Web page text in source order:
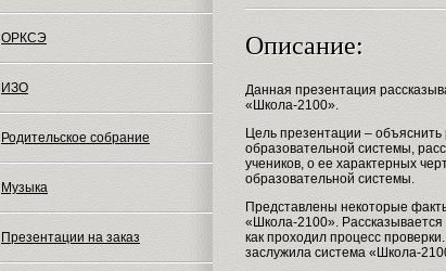
ОРКСЭ
ИЗО
Родительское собрание
Музыка
Презентации на заказ
Описание:
Данная презентация
«Школа-2100».
Цель презентации –
образовательной системы,
учеников, о ее характерных
образовательной системы.
Представлены некоторые
«Школа-2100». Рассказывается
как проходил процесс
заслужила система «Школа-